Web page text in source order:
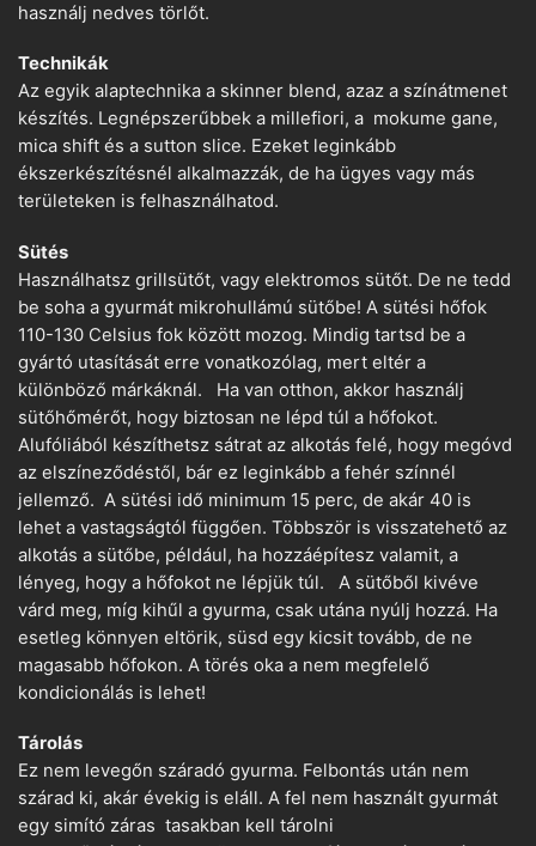
használj nedves törlőt.
Technikák
Az egyik alaptechnika a skinner blend, azaz a színátmenet
készítés. Legnépszerűbbek a millefiori, a mokume gane,
mica shift és a sutton slice. Ezeket leginkább
ékszerkészítésnél alkalmazzák, de ha ügyes vagy más
területeken is felhasználhatod.
Sütés
Használhatsz grillsütőt, vagy elektromos sütőt. De ne tedd
be soha a gyurmát mikrohullámú sütőbe! A sütési hőfok
110-130 Celsius fok között mozog. Mindig tartsd be a
gyártó utasítását erre vonatkozólag, mert eltér a
különböző márkáknál. Ha van otthon, akkor használj
sütőhőmérőt, hogy biztosan ne lépd túl a hőfokot.
Alufóliából készíthetsz sátrat az alkotás felé, hogy megóvd
az elszíneződéstől, bár ez leginkább a fehér színnél
jellemző. A sütési idő minimum 15 perc, de akár 40 is
lehet a vastagságtól függően. Többször is visszatehető az
alkotás a sütőbe, például, ha hozzáépítesz valamit, a
lényeg, hogy a hőfokot ne lépjük túl. A sütőből kivéve
várd meg, míg kihűl a gyurma, csak utána nyúlj hozzá. Ha
esetleg könnyen eltörik, süsd egy kicsit tovább, de ne
magasabb hőfokon. A törés oka a nem megfelelő
kondicionálás is lehet!
Tárolás
Ez nem levegőn száradó gyurma. Felbontás után nem
szárad ki, akár évekig is eláll. A fel nem használt gyurmát
egy simító záras tasakban kell tárolni